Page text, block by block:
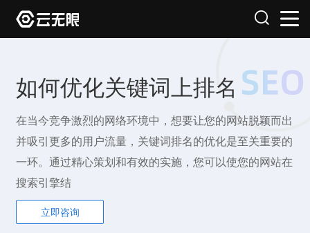
如何优化关键词上排名
在当今竞争激烈的网络环境中，想要让您的网站脱颖而出
并吸引更多的用户流量，关键词排名的优化是至关重要的
一环。通过精心策划和有效的实施，您可以使您的网站在
搜索引擎结
立即咨询